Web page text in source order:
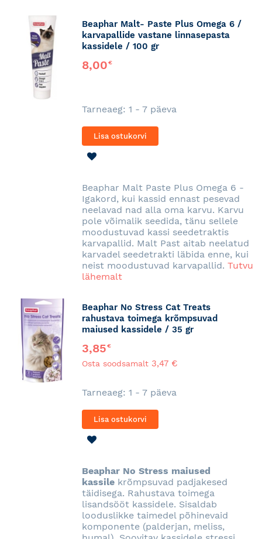
Beaphar Malt- Paste Plus Omega 6 /
karvapallide vastane linnasepasta
kassidele / 100 gr
8,00€
Tarneaeg: 1 - 7 päeva
Lisa ostukorvi
Beaphar Malt Paste Plus Omega 6 -
Igakord, kui kassid ennast pesevad
neelavad nad alla oma karvu. Karvu
pole võimalik seedida, tänu sellele
moodustuvad kassi seedetraktis
karvapallid. Malt Past aitab neelatud
karvadel seedetrakti läbida enne, kui
neist moodustuvad karvapallid. Tutvu
lähemalt
Beaphar No Stress Cat Treats
rahustava toimega krõmpsuvad
maiused kassidele / 35 gr
3,85€
Osta soodsamalt 3,47 €
Tarneaeg: 1 - 7 päeva
Lisa ostukorvi
Beaphar No Stress maiused
kassile krõmpsuvad padjakesed
täidisega. Rahustava toimega
lisandsööt kassidele. Sisaldab
looduslikke taimedel põhinevaid
komponente (palderjan, meliss,